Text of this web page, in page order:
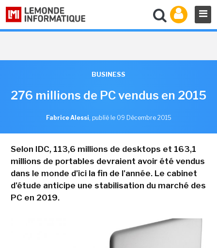
BUSINESS
276 millions de PC vendus en 2015
Fabrice Alessi, publié le 09 Décembre 2015
Selon IDC, 113,6 millions de desktops et 163,1
millions de portables devraient avoir été vendus
dans le monde d'ici la fin de l'année. Le cabinet
d'étude anticipe une stabilisation du marché des
PC en 2019.